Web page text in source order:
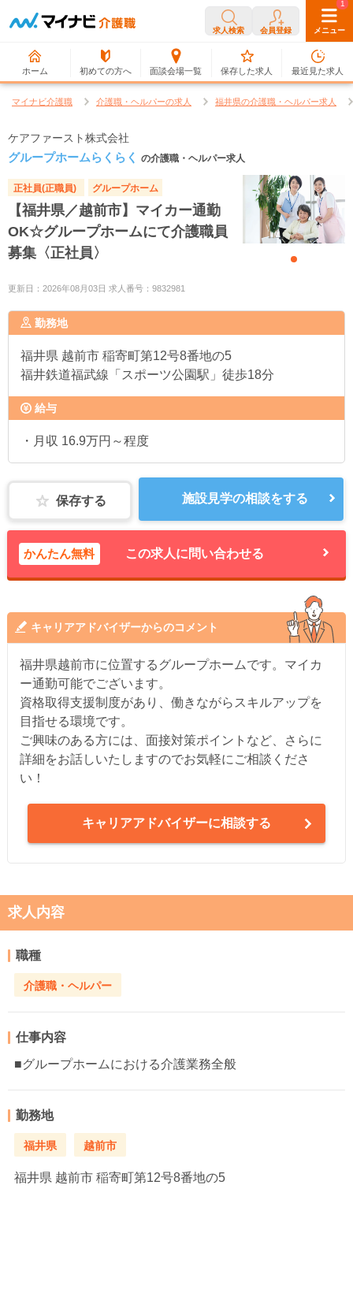
求人検索 会員登録 メニュー
ホーム 初めての方へ 面談会場一覧
0
保存した求人
1
最近見た求人
マイナビ介護職 介護職・ヘルパーの求人 福井県の介護職・ヘルパー求人
ケアファースト株式会社
グループホームらくらく の介護職・ヘルパー求人
正社員(正職員) グループホーム
【福井県／越前市】マイカー通勤
OK☆グループホームにて介護職員
募集〈正社員〉
更新日：2026年08月03日 求人番号：9832981
勤務地
福井県 越前市 稲寄町第12号8番地の5
福井鉄道福武線「スポーツ公園駅」徒歩18分
給与
・月収 16.9万円～程度
保存する 施設見学の相談をする
かんたん無料 この求人に問い合わせる
キャリアアドバイザーからのコメント
福井県越前市に位置するグループホームです。マイカ
ー通勤可能でございます。
資格取得支援制度があり、働きながらスキルアップを
目指せる環境です。
ご興味のある方には、面接対策ポイントなど、さらに
詳細をお話しいたしますのでお気軽にご相談くださ
い！
キャリアアドバイザーに相談する
求人内容
職種
介護職・ヘルパー
仕事内容
■グループホームにおける介護業務全般
勤務地
福井県 越前市
福井県 越前市 稲寄町第12号8番地の5